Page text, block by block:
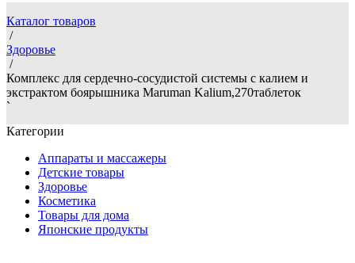
Каталог товаров
/
Здоровье
/
Комплекс для сердечно-сосудистой системы с калием и
экстрактом боярышника Maruman Kalium,270таблеток
`
Категории
Аппараты и массажеры
Детские товары
Здоровье
Косметика
Товары для дома
Японские продукты